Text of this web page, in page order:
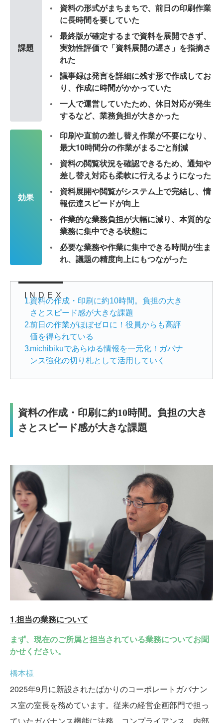
課題
資料の形式がまちまちで、前日の印刷作業
に長時間を要していた
最終版が確定するまで資料を展開できず、
実効性評価で「資料展開の遅さ」を指摘さ
れた
議事録は発言を詳細に残す形で作成してお
り、作成に時間がかかっていた
一人で運営していたため、休日対応が発生
するなど、業務負担が大きかった
効果
印刷や直前の差し替え作業が不要になり、
最大10時間分の作業がまるごと削減
資料の閲覧状況を確認できるため、通知や
差し替え対応も柔軟に行えるようになった
資料展開や閲覧がシステム上で完結し、情
報伝達スピードが向上
作業的な業務負担が大幅に減り、本質的な
業務に集中できる状態に
必要な業務や作業に集中できる時間が生ま
れ、議題の精度向上にもつながった
INDEX
1.資料の作成・印刷に約10時間。負担の大き
さとスピード感が大きな課題
2.前日の作業がほぼゼロに！役員からも高評
価を得られている
3.michibikuであらゆる情報を一元化！ガバナ
ンス強化の切り札として活用していく
資料の作成・印刷に約10時間。負担の大き
さとスピード感が大きな課題
1.担当の業務について
まず、現在のご所属と担当されている業務についてお聞
かせください。
橋本様
2025年9月に新設されたばかりのコーポレートガバナン
ス室の室長を務めています。従来の経営企画部門で担っ